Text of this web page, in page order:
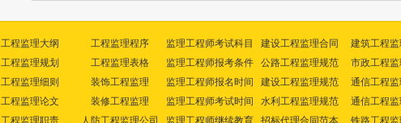
工程监理大纲
工程监理规划
工程监理细则
工程监理论文
工程监理职责
工程监理程序
工程监理表格
装饰工程监理
装修工程监理
人防工程监理公司
监理工程师考试科目
监理工程师报考条件
监理工程师报名时间
监理工程师考试时间
监理工程师继续教育
建设工程监理合同
公路工程监理规范
建设工程监理规范
水利工程监理规范
招标代理合同范本
建筑工程监
市政工程监
通信工程监
通信工程监
铁路工程监